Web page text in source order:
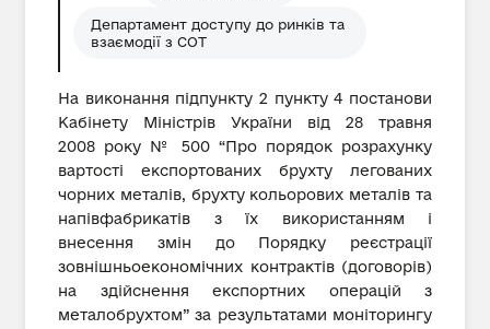
Департамент доступу до ринків та
взаємодії з СОТ
На виконання підпункту 2 пункту 4 постанови
Кабінету Міністрів України від 28 травня
2008 року № 500 “Про порядок розрахунку
вартості експортованих брухту легованих
чорних металів, брухту кольорових металів та
напівфабрикатів з їх використанням і
внесення змін до Порядку реєстрації
зовнішньоекономічних контрактів (договорів)
на здійснення експортних операцій з
металобрухтом” за результатами моніторингу